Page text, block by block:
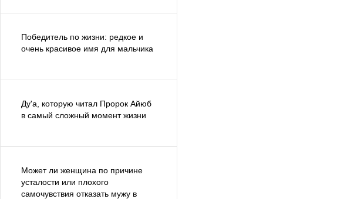
Победитель по жизни: редкое и
очень красивое имя для мальчика
Ду'а, которую читал Пророк Айюб
в самый сложный момент жизни
Может ли женщина по причине
усталости или плохого
самочувствия отказать мужу в